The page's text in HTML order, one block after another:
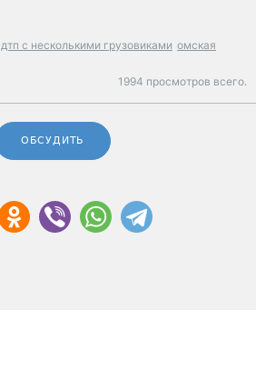
дтп с несколькими грузовиками омская
1994 просмотров всего.
ОБСУДИТЬ